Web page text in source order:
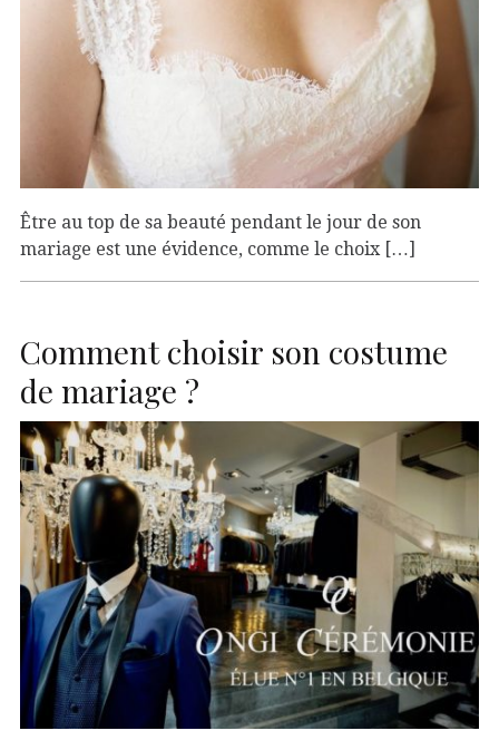
Être au top de sa beauté pendant le jour de son
mariage est une évidence, comme le choix […]
Comment choisir son costume
de mariage ?